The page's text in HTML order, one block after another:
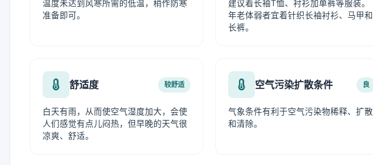
温度未达到风寒所需的低温，稍作防寒
准备即可。
建议着长袖T恤、衬衫加单裤等服装。
年老体弱者宜着针织长袖衬衫、马甲和
长裤。
舒适度 较舒适
白天有雨，从而使空气湿度加大，会使
人们感觉有点儿闷热，但早晚的天气很
凉爽、舒适。
空气污染扩散条件 良
气象条件有利于空气污染物稀释、扩散
和清除。